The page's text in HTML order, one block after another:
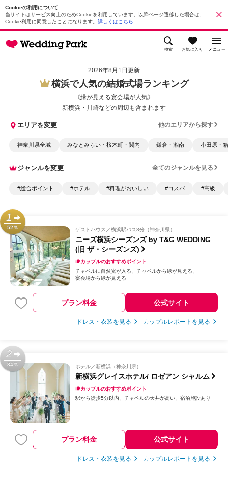
Cookieの利用について
当サイトはサービス向上のためCookieを利用しています。以降ページ遷移した場合は、
Cookie利用に同意したことになります。 詳しくはこちら
検索 お気に入り メニュー
2026年8月1日更新
横浜で人気の結婚式場ランキング
《緑が見える宴会場が人気》
新横浜・川崎などの周辺も含まれます
エリアを変更 他のエリアから探す
神奈川県全域 みなとみらい・桜木町・関内 鎌倉・湘南 小田原・
ジャンルを変更 全てのジャンルを見る
#総合ポイント #ホテル #料理がおいしい #コスパ #高級
1
52％ ゲストハウス 横浜駅バス8分（神奈川県）
ニーズ横浜シーズンズ by T&G WEDDING
(旧 ザ・シーズンズ)
カップルのおすすめポイント
チャペルに自然光が入る
チャペルから緑が見える
宴会場から緑が見える
プラン料金 公式サイト
ドレス・衣装を見る カップルレポートを見る
2
34％ ホテル 新横浜（神奈川県）
新横浜グレイスホテル/ ロゼアン シャルム
カップルのおすすめポイント
駅から徒歩5分以内
チャペルの天井が高い 宿泊施設あり
プラン料金 公式サイト
ドレス・衣装を見る カップルレポートを見る